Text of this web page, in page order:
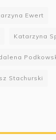
Ewert
Katarzyna
Stachurski